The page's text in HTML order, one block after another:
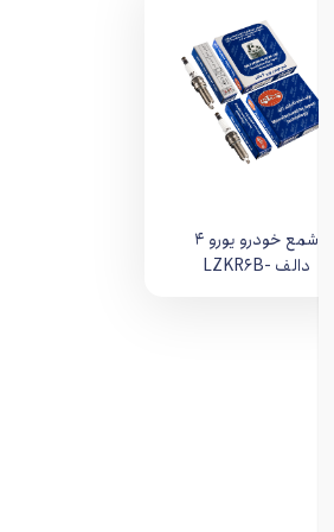
شمع خودرو یورو 4
دالف LZKR6B-